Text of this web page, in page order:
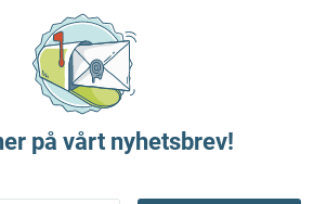
på vårt nyhetsbrev!